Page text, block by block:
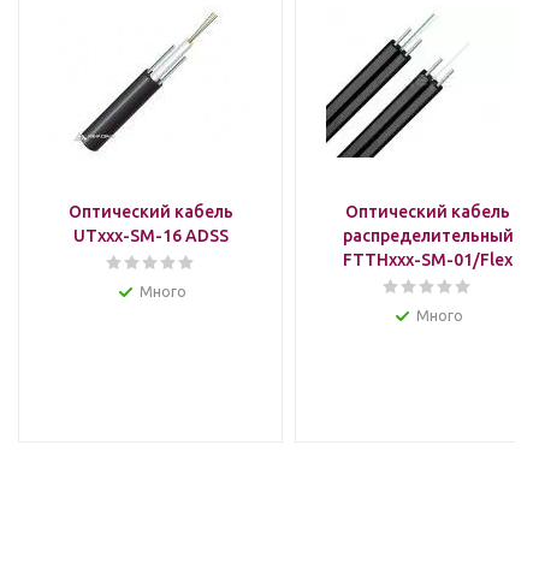
Оптический кабель
UTxxx-SM-16 ADSS
Много
Оптический кабель
распределительный
FTTHxxx-SM-01/Flex
Много